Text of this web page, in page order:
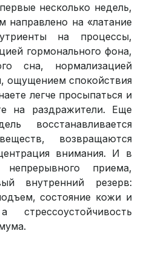
несколько недель,
направлено на «латание
на процессы,
гормонального фона,
сна, нормализацией
ощущением спокойствия
легче просыпаться и
на раздражители. Еще
восстанавливается
возвращаются
внимания. И в
приема,
внутренний резерв:
состояние кожи и